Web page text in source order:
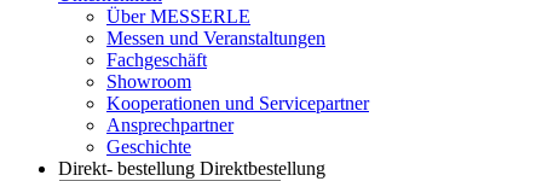
Über MESSERLE
Messen und Veranstaltungen
Fachgeschäft
Showroom
Kooperationen und Servicepartner
Ansprechpartner
Geschichte
Direkt- bestellung Direktbestellung